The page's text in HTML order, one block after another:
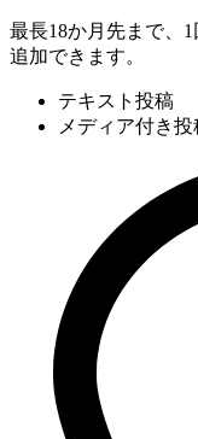
最長18か月先まで、
追加できます。
テキスト投稿
メディア付き投